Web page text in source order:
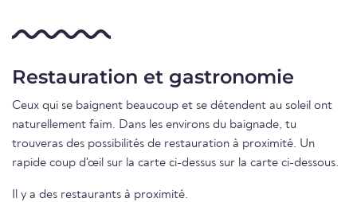
Restauration et gastronomie
Ceux qui se baignent beaucoup et se détendent au soleil ont
naturellement faim. Dans les environs du baignade, tu
trouveras des possibilités de restauration à proximité. Un
rapide coup d'œil sur la carte ci-dessus sur la carte ci-dessous.
Il y a des restaurants à proximité.